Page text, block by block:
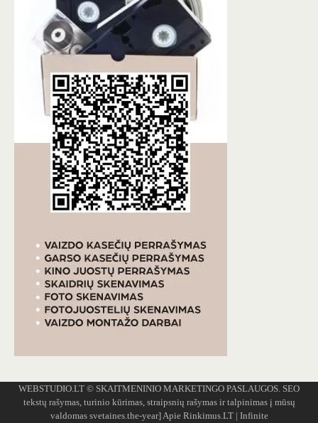
WEBSTUDIO.LT © SKAITMENINIO MARKETINGO PASLAUGOS. SEO
tekstų rašymas, turinio kūrimas, straipsnių rašymas ir talpinimas į mūsų
valdomas svetaines.the-year]Apie Rinkimus.LT| Infinite